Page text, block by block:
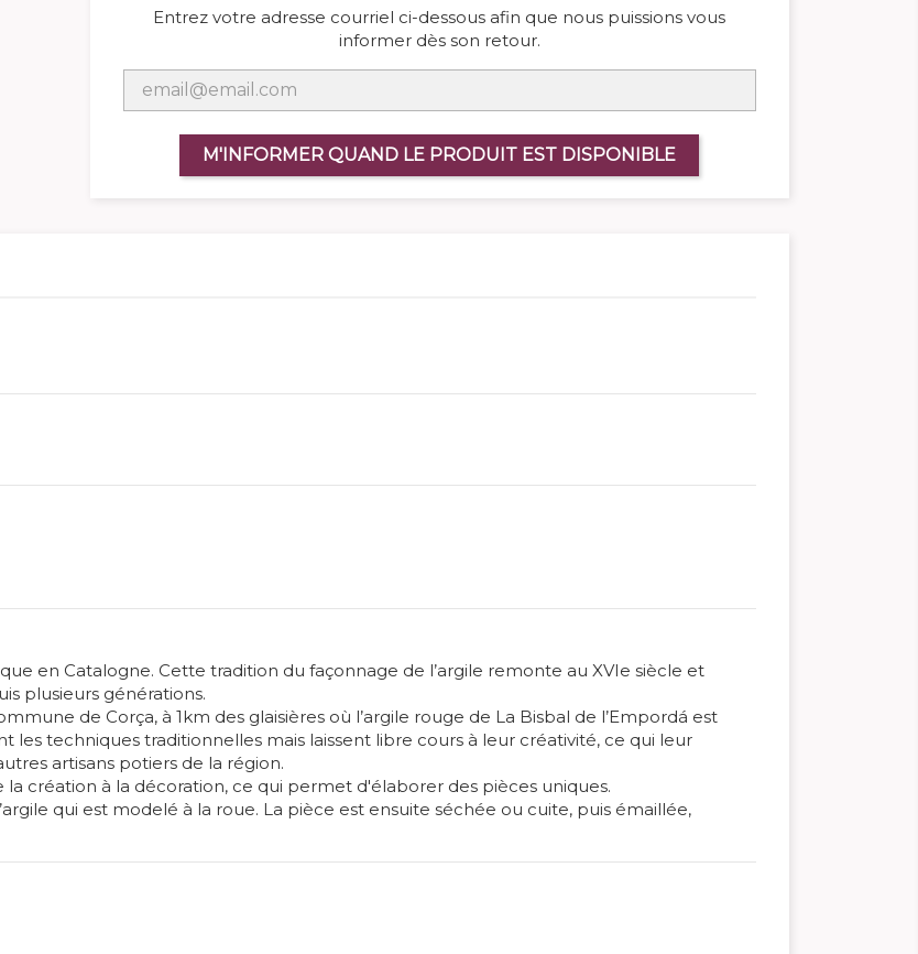
Entrez votre adresse courriel ci-dessous afin que nous puissions vous
informer dès son retour.
M'INFORMER QUAND LE PRODUIT EST DISPONIBLE
en Catalogne. Cette tradition du façonnage de l’argile remonte au XVIe siècle et
plusieurs générations.
de Corça, à 1km des glaisières où l’argile rouge de La Bisbal de l’Empordá est
les techniques traditionnelles mais laissent libre cours à leur créativité, ce qui leur
artisans potiers de la région.
création à la décoration, ce qui permet d'élaborer des pièces uniques.
qui est modelé à la roue. La pièce est ensuite séchée ou cuite, puis émaillée,